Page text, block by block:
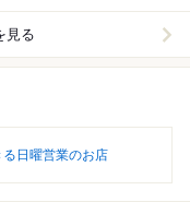
見る
日曜営業のお店